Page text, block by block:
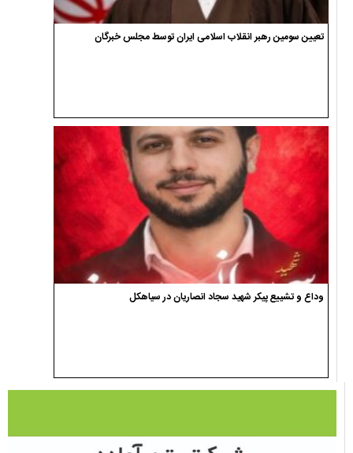
تعیین سومین رهبر انقلاب اسلامی ایران توسط مجلس خبرگان
وداع و تشییع پیکر شهید سجاد انصاریان در سیاهکل